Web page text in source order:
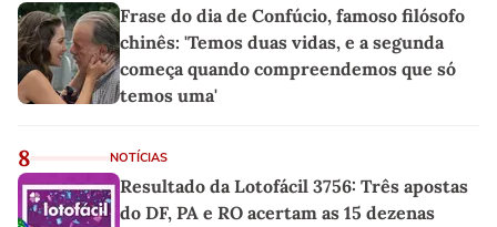
Frase do dia de Confúcio, famoso filósofo
chinês: 'Temos duas vidas, e a segunda
começa quando compreendemos que só
temos uma'
8 NOTÍCIAS
Resultado da Lotofácil 3756: Três apostas
do DF, PA e RO acertam as 15 dezenas